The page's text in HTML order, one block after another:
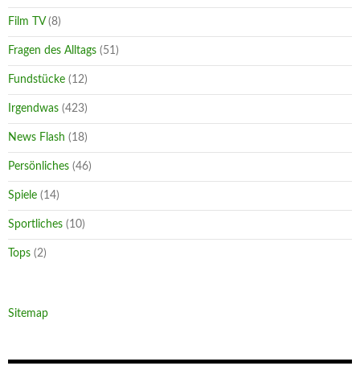
Film TV(8)
Fragen des Alltags (51)
Fundstücke (12)
Irgendwas (423)
News Flash (18)
Persönliches (46)
Spiele (14)
Sportliches (10)
Tops (2)
Sitemap